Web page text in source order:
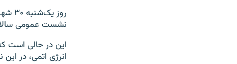
نشست عمومی
این در حالی است
انرژی اتمی، در